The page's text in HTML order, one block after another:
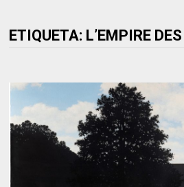
ETIQUETA: L’EMPIRE